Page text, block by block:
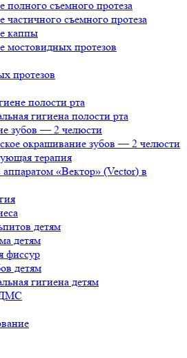
полного съемного протеза
частичного съемного протеза
каппы
мостовидных протезов
протезов
полости рта
гигиена полости рта
зубов — 2 челюсти
окрашивание зубов — 2 челюсти
терапия
аппаратом «Вектор» (Vector) в
детям
детям
фиссур
детям
гигиена детям
ДМС